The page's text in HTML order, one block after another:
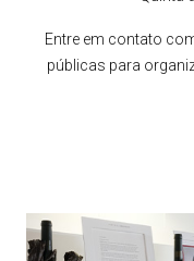
Entre em contato
públicas para